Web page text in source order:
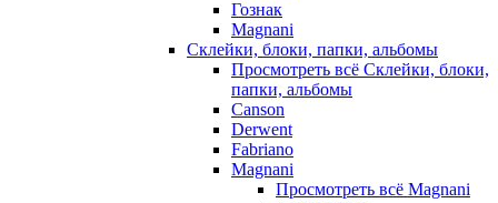
Гознак
Magnani
Склейки, блоки, папки, альбомы
Просмотреть всё Склейки, блоки,
папки, альбомы
Canson
Derwent
Fabriano
Magnani
Просмотреть всё Magnani